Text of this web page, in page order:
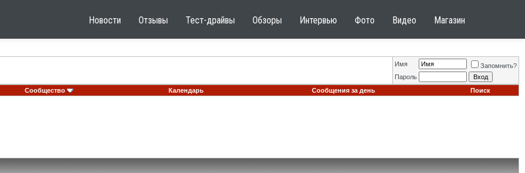
Новости Отзывы Тест-драйвы Обзоры Интервью Фото Видео Магазин
Имя
Запомнить?
Пароль
Сообщество Календарь Сообщения за день Поиск